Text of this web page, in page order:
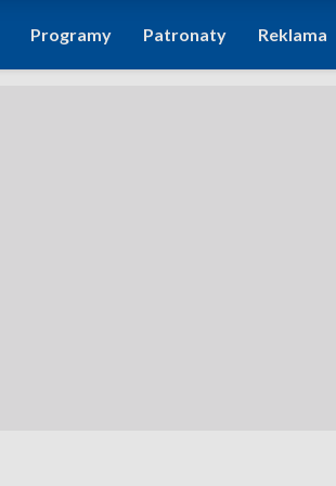
Programy Patronaty Reklama